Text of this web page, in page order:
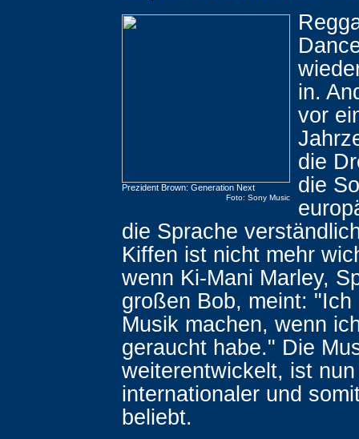
Prezident Brown: Generation Next
Foto: Sony Music
in.
vor
die
die
die Sprache
Kiffen ist nicht mehr
wenn Ki-Mani Marley,
großen Bob, meint: "Ich
Musik machen, wenn
geraucht habe." Die
weiterentwickelt, ist nun
internationaler und
beliebt.